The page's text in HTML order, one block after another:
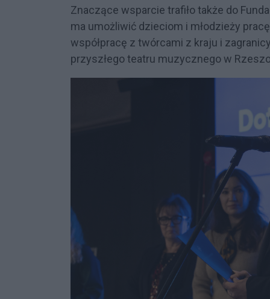
Znaczące wsparcie trafiło także do
ma umożliwić dzieciom i młodzieży
współpracę z twórcami z kraju i
przyszłego teatru muzycznego w